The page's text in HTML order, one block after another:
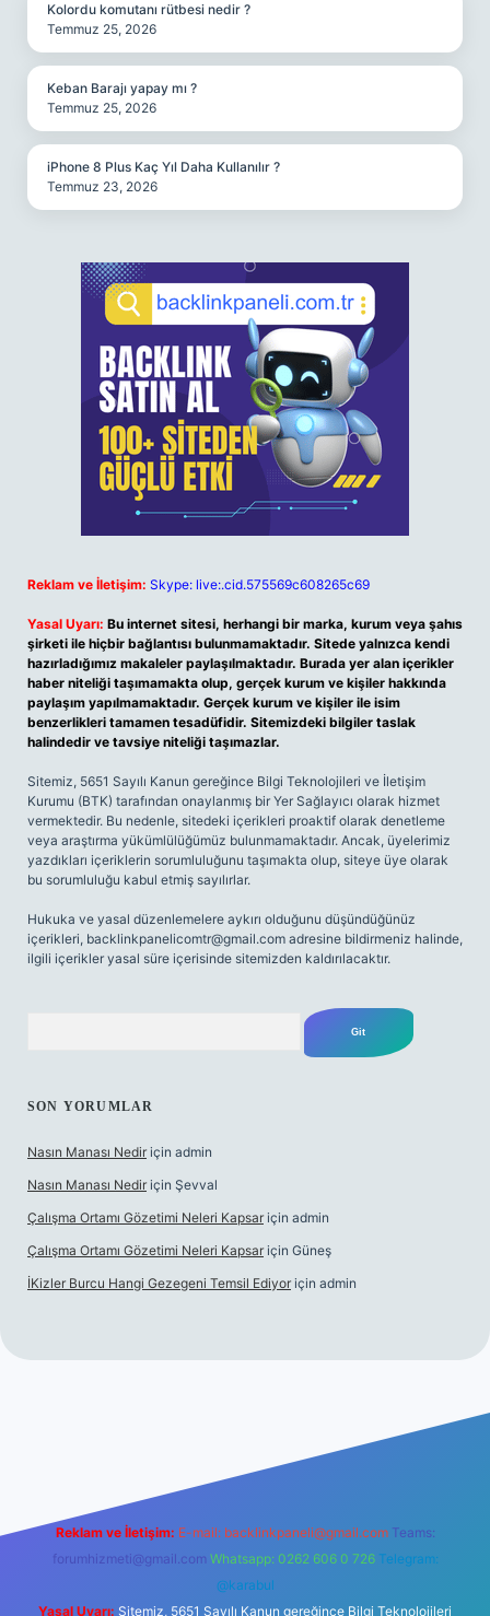
Kolordu komutanı rütbesi nedir ?
Temmuz 25, 2026
Keban Barajı yapay mı ?
Temmuz 25, 2026
iPhone 8 Plus Kaç Yıl Daha Kullanılır ?
Temmuz 23, 2026
Reklam ve İletişim: Skype: live:.cid.575569c608265c69
Yasal Uyarı: Bu internet sitesi, herhangi bir marka, kurum veya şahıs
şirketi ile hiçbir bağlantısı bulunmamaktadır. Sitede yalnızca kendi
hazırladığımız makaleler paylaşılmaktadır. Burada yer alan içerikler
haber niteliği taşımamakta olup, gerçek kurum ve kişiler hakkında
paylaşım yapılmamaktadır. Gerçek kurum ve kişiler ile isim
benzerlikleri tamamen tesadüfidir. Sitemizdeki bilgiler taslak
halindedir ve tavsiye niteliği taşımazlar.
Sitemiz, 5651 Sayılı Kanun gereğince Bilgi Teknolojileri ve İletişim
Kurumu (BTK) tarafından onaylanmış bir Yer Sağlayıcı olarak hizmet
vermektedir. Bu nedenle, sitedeki içerikleri proaktif olarak denetleme
veya araştırma yükümlülüğümüz bulunmamaktadır. Ancak, üyelerimiz
yazdıkları içeriklerin sorumluluğunu taşımakta olup, siteye üye olarak
bu sorumluluğu kabul etmiş sayılırlar.
Hukuka ve yasal düzenlemelere aykırı olduğunu düşündüğünüz
içerikleri, backlinkpanelicomtr@gmail.com adresine bildirmeniz halinde,
ilgili içerikler yasal süre içerisinde sitemizden kaldırılacaktır.
SON YORUMLAR
Nasın Manası Nedir için admin
Nasın Manası Nedir için Şevval
Çalışma Ortamı Gözetimi Neleri Kapsar için admin
Çalışma Ortamı Gözetimi Neleri Kapsar için Güneş
İKizler Burcu Hangi Gezegeni Temsil Ediyor için admin
Reklam ve İletişim: E-mail: backlinkpaneli@gmail.com Teams:
forumhizmeti@gmail.com Whatsapp: 0262 606 0 726 Telegram:
@karabul
Yasal Uyarı: Sitemiz, 5651 Sayılı Kanun gereğince Bilgi Teknolojileri